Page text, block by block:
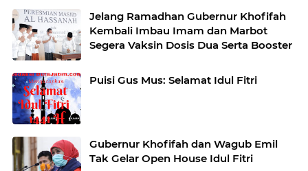
Jelang Ramadhan Gubernur Khofifah
Kembali Imbau Imam dan Marbot
Segera Vaksin Dosis Dua Serta Booster
Puisi Gus Mus: Selamat Idul Fitri
Gubernur Khofifah dan Wagub Emil
Tak Gelar Open House Idul Fitri